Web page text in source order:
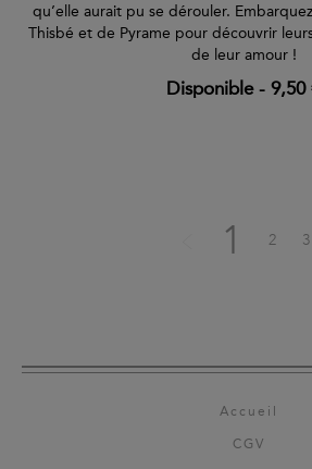
qu’elle aurait pu se dérouler.
Thisbé et de Pyrame pour découvrir
de leur amour !
Disponible- 9,50
1 2 3
Accueil
CGV